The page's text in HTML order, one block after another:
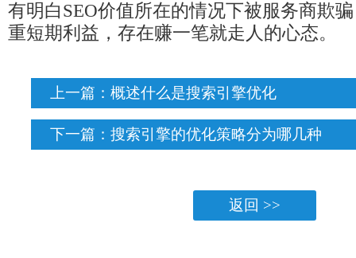
有明白SEO价值所在的情况下被服务商欺
重短期利益，存在赚一笔就走人的心态。
上一篇：概述什么是搜索引擎优化
下一篇：搜索引擎的优化策略分为哪几种
返回 >>